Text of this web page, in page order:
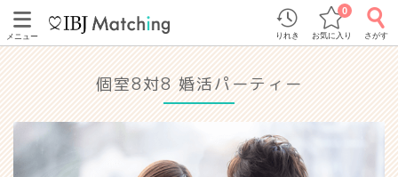
メニュー りれき お気に入り
0
さがす
個室8対8 婚活パーティー